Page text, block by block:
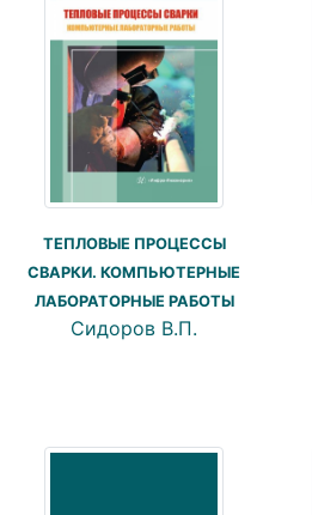
ТЕПЛОВЫЕ ПРОЦЕССЫ
СВАРКИ. КОМПЬЮТЕРНЫЕ
ЛАБОРАТОРНЫЕ РАБОТЫ
Сидоров В.П.